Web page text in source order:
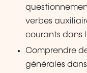
verbes
courants dans
Comprendre
générales